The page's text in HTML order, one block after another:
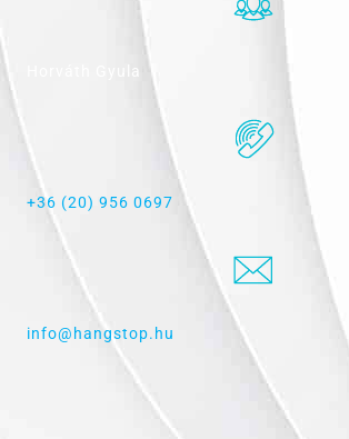
Horváth Gyula
+36 (20) 956 0697
info@hangstop.hu